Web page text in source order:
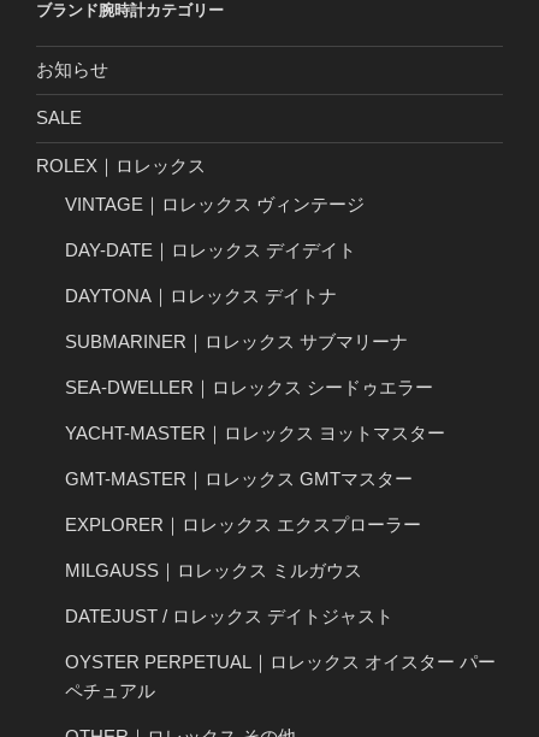
ブランド腕時計カテゴリー
お知らせ
SALE
ROLEX｜ロレックス
VINTAGE｜ロレックス ヴィンテージ
DAY-DATE｜ロレックス デイデイト
DAYTONA｜ロレックス デイトナ
SUBMARINER｜ロレックス サブマリーナ
SEA-DWELLER｜ロレックス シードゥエラー
YACHT-MASTER｜ロレックス ヨットマスター
GMT-MASTER｜ロレックス GMTマスター
EXPLORER｜ロレックス エクスプローラー
MILGAUSS｜ロレックス ミルガウス
DATEJUST / ロレックス デイトジャスト
OYSTER PERPETUAL｜ロレックス オイスター パー
ペチュアル